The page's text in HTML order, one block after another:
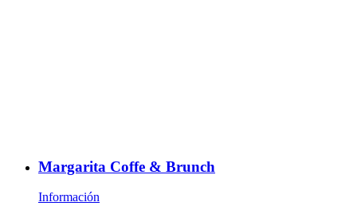
Margarita Coffe & Brunch
Información